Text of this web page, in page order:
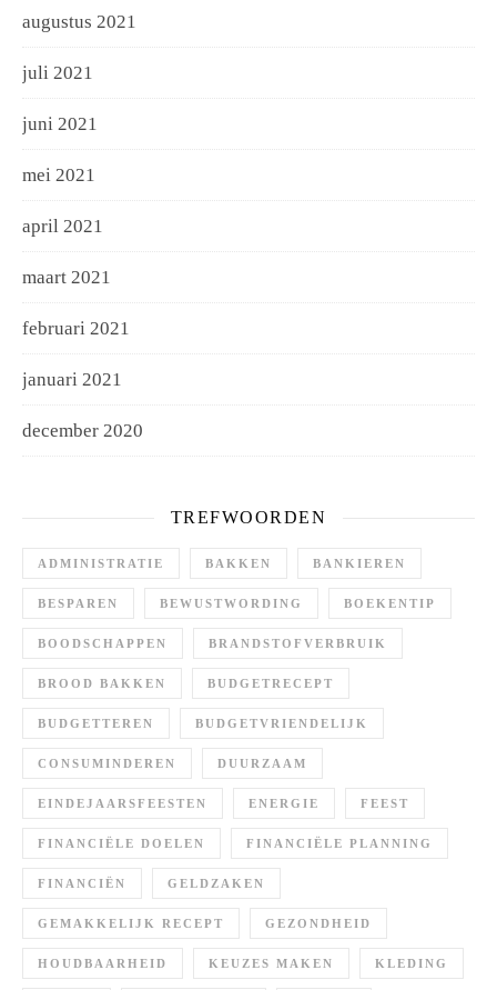
augustus 2021
juli 2021
juni 2021
mei 2021
april 2021
maart 2021
februari 2021
januari 2021
december 2020
TREFWOORDEN
ADMINISTRATIE BAKKEN BANKIEREN
BESPAREN BEWUSTWORDING BOEKENTIP
BOODSCHAPPEN BRANDSTOFVERBRUIK
BROOD BAKKEN BUDGETRECEPT
BUDGETTEREN BUDGETVRIENDELIJK
CONSUMINDEREN DUURZAAM
EINDEJAARSFEESTEN ENERGIE FEEST
FINANCIËLE DOELEN FINANCIËLE PLANNING
FINANCIËN GELDZAKEN
GEMAKKELIJK RECEPT GEZONDHEID
HOUDBAARHEID KEUZES MAKEN KLEDING